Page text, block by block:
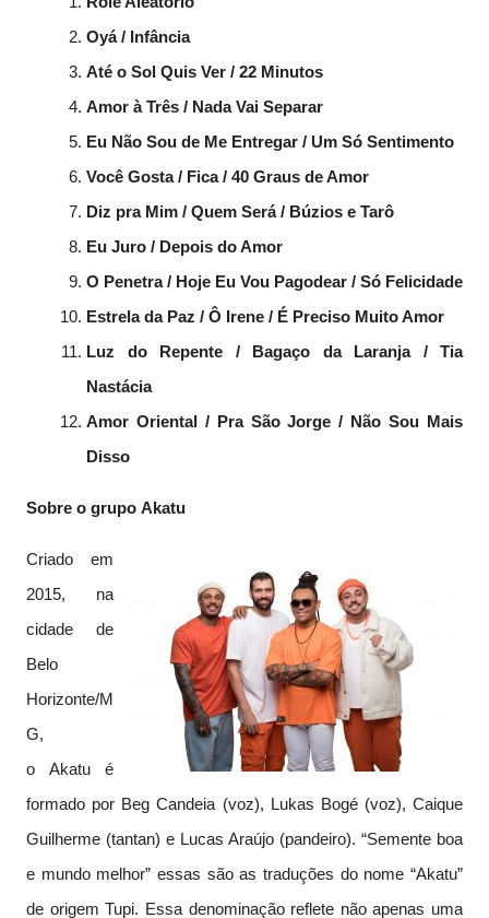
Oyá / Infância
Até o Sol Quis Ver / 22 Minutos
Amor à Três / Nada Vai Separar
Eu Não Sou de Me Entregar / Um Só Sentimento
Você Gosta / Fica / 40 Graus de Amor
Diz pra Mim / Quem Será / Búzios e Tarô
Eu Juro / Depois do Amor
O Penetra / Hoje Eu Vou Pagodear / Só Felicidade
Estrela da Paz / Ô Irene / É Preciso Muito Amor
Luz do Repente / Bagaço da Laranja / Tia
Nastácia
Amor Oriental / Pra São Jorge / Não Sou Mais
Disso
Sobre o grupo Akatu
Criado em
2015, na
cidade de
Belo
Horizonte/M
G,
o Akatu é
formado por Beg Candeia (voz), Lukas Bogé (voz), Caique
Guilherme (tantan) e Lucas Araújo (pandeiro). “Semente boa
e mundo melhor” essas são as traduções do nome “Akatu”
de origem Tupi. Essa denominação reflete não apenas uma